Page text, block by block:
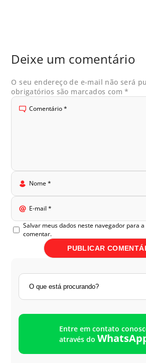
Deixe um comentário
O seu endereço de e-mail não será
obrigatórios são marcados com*
Comentário*
Nome*
E-mail*
Salvar meus dados neste navegador para
comentar.
Entre em contato
através do